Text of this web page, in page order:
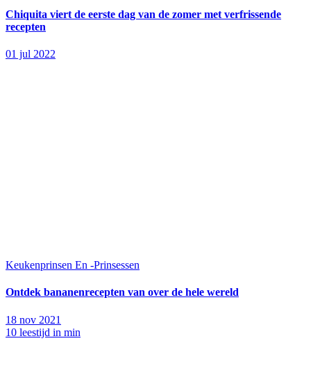
Chiquita viert de eerste dag van de zomer met verfrissende
recepten
01 jul 2022
Keukenprinsen En -Prinsessen
Ontdek bananenrecepten van over de hele wereld
18 nov 2021
10 leestijd in min